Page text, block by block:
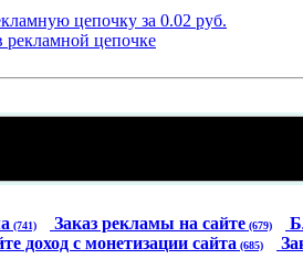
(741) Заказ рекламы на сайте (679)
доход с монетизации сайта (685)